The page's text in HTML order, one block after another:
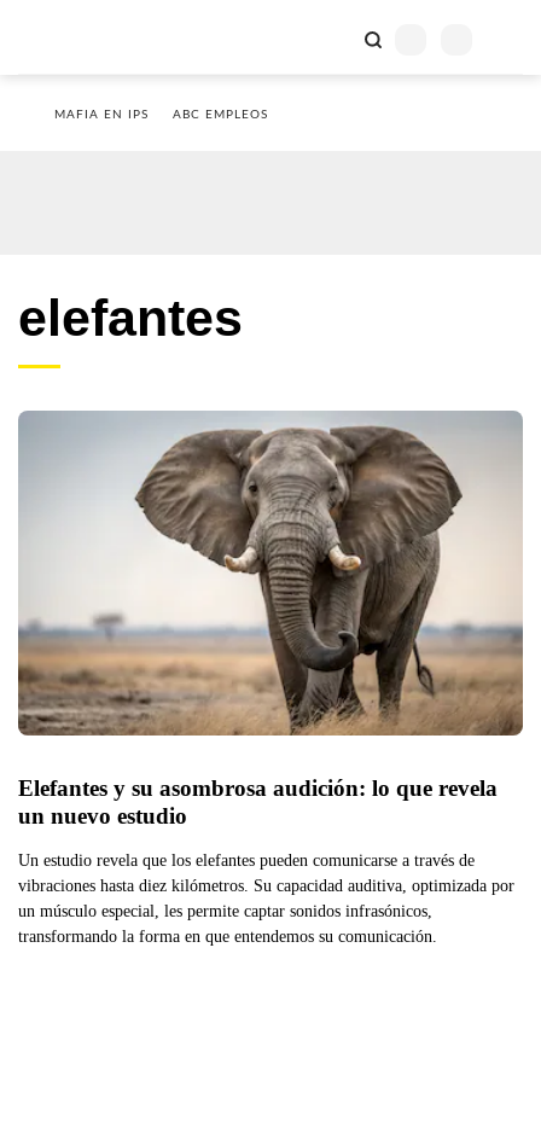
MAFIA EN IPS ABC EMPLEOS
elefantes
Elefantes y su asombrosa audición: lo que revela
un nuevo estudio
Un estudio revela que los elefantes pueden comunicarse a través de
vibraciones hasta diez kilómetros. Su capacidad auditiva, optimizada por
un músculo especial, les permite captar sonidos infrasónicos,
transformando la forma en que entendemos su comunicación.